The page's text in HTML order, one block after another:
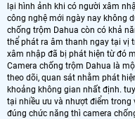
lại hình ảnh khi có người xâm
công nghệ mới ngày nay không
chống trộm Dahua còn có khả
thể phát ra âm thanh ngay tại vị
xâm nhập đã bị phát hiện từ đó
Camera chống trộm Dahua là
theo dõi, quan sát nhằm phát
khoảng không gian nhất định.
tại nhiều ưu và nhượt điểm trong
đúng chức năng thì camera